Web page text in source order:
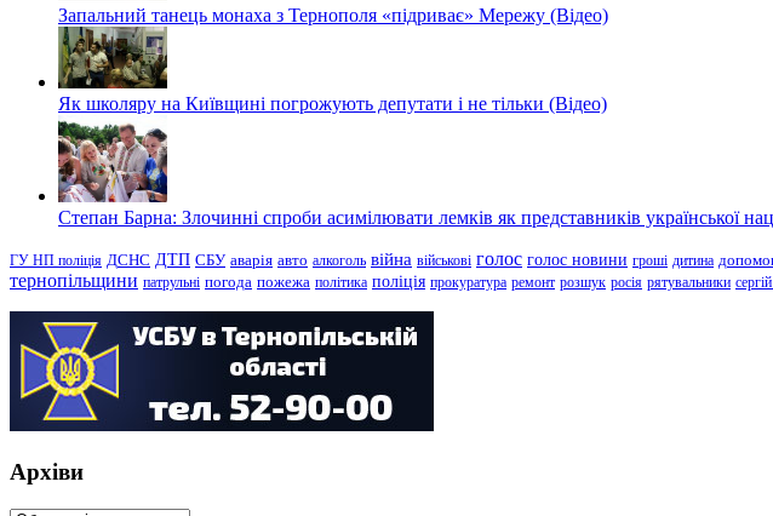
Запальний танець монаха з Тернополя «підриває» Мережу (Відео)
Як школяру на Київщині погрожують депутати і не тільки (Відео)
Степан Барна: Злочинні спроби асимілювати лемків як представників української
ГУ НП поліція ДСНС ДТП СБУ аварія авто алкоголь війна військові голос голос новини гроші дитина
тернопільщини патрульні погода пожежа політика поліція прокуратура ремонт розшук росія рятувальники
Архіви